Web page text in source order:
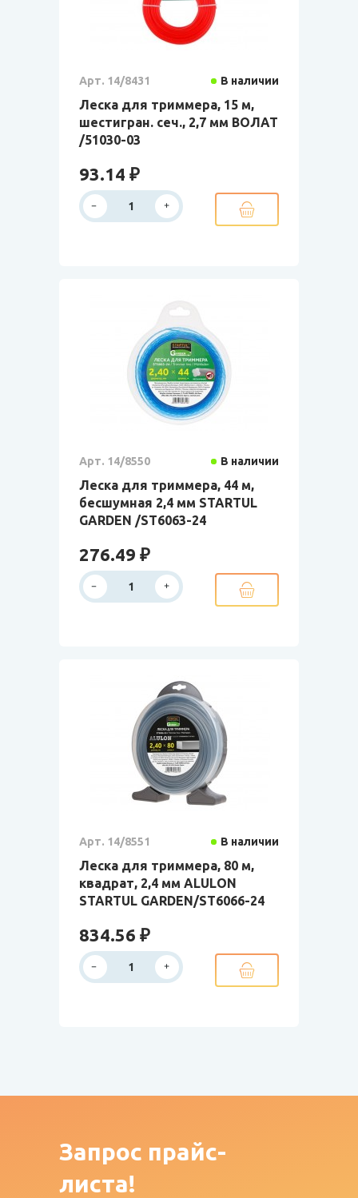
Арт. 14/8431 В наличии
Леска для триммера, 15 м,
шестигран. сеч., 2,7 мм ВОЛАТ
/51030-03
93.14 ₽
Арт. 14/8550 В наличии
Леска для триммера, 44 м,
бесшумная 2,4 мм STARTUL
GARDEN /ST6063-24
276.49 ₽
Арт. 14/8551 В наличии
Леска для триммера, 80 м,
квадрат, 2,4 мм ALULON
STARTUL GARDEN/ST6066-24
834.56 ₽
Запрос прайс-
листа!